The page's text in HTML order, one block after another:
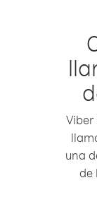
una
de